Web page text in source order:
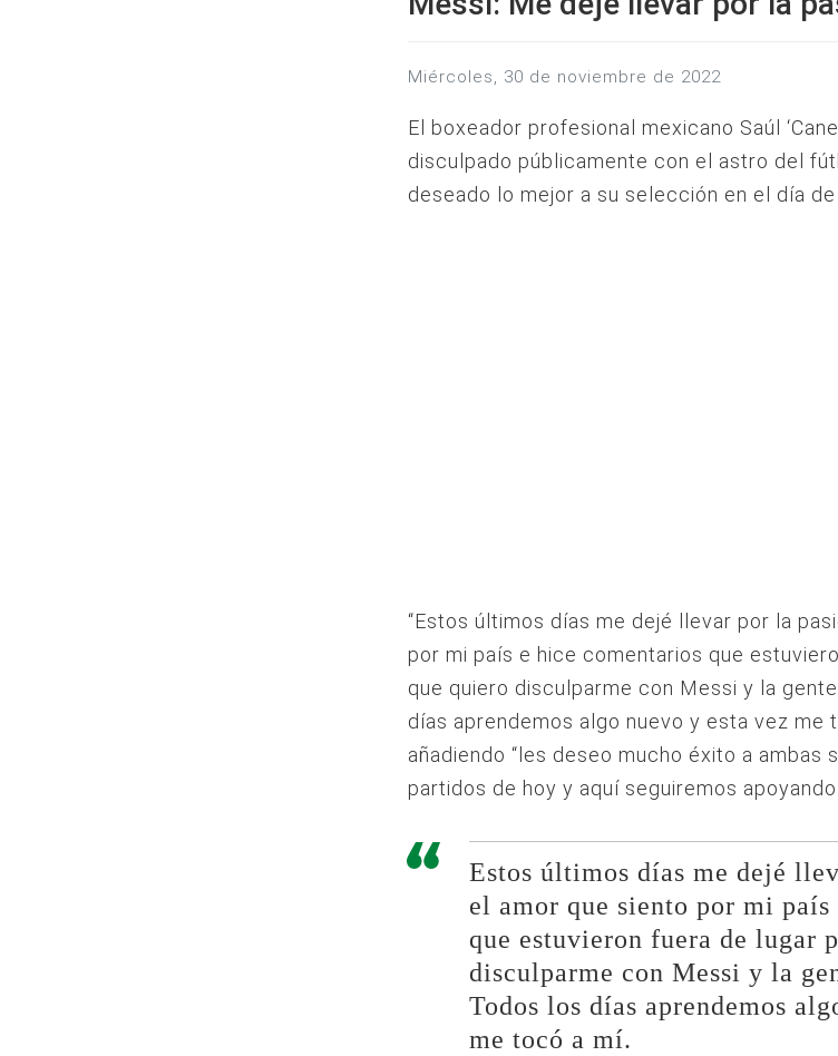
miércoles, 30 de noviembre de 2022
El boxeador profesional mexicano Saúl
disculpado públicamente con el astro del
deseado lo mejor a su selección en el día de
“Estos últimos días me dejé llevar por la
por mi país e hice comentarios que
que quiero disculparme con Messi y la
días aprendemos algo nuevo y esta vez me
añadiendo “les deseo mucho éxito a ambas
partidos de hoy y aquí seguiremos
Estos últimos días me dejé
el amor que siento por mi
que estuvieron fuera de lugar
disculparme con Messi y la
Todos los días aprendemos
me tocó a mí.